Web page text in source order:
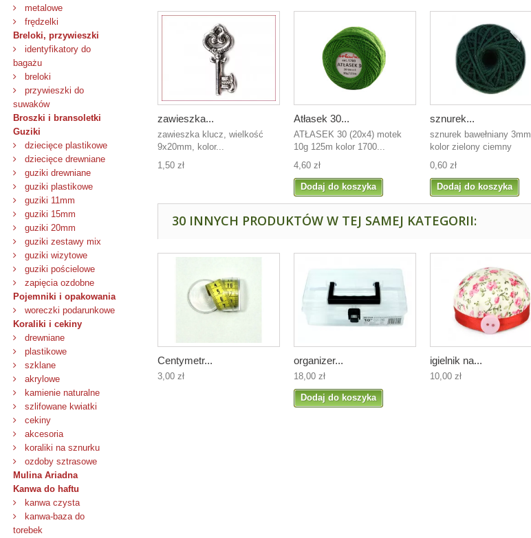
metalowe
frędzelki
Breloki, przywieszki
identyfikatory do
bagażu
breloki
przywieszki do
suwaków
Broszki i bransoletki
Guziki
dziecięce plastikowe
dziecięce drewniane
guziki drewniane
guziki plastikowe
guziki 11mm
guziki 15mm
guziki 20mm
guziki zestawy mix
guziki wizytowe
guziki pościelowe
zapięcia ozdobne
Pojemniki i opakowania
woreczki podarunkowe
Koraliki i cekiny
drewniane
plastikowe
szklane
akrylowe
kamienie naturalne
szlifowane kwiatki
cekiny
akcesoria
koraliki na sznurku
ozdoby sztrasowe
Mulina Ariadna
Kanwa do haftu
kanwa czysta
kanwa-baza do
torebek
zawieszka...
zawieszka klucz, wielkość
9x20mm, kolor...
1,50 zł
Atłasek 30...
ATŁASEK 30 (20x4) motek
10g 125m kolor 1700...
4,60 zł
Dodaj do koszyka
sznurek...
sznurek bawełniany 3mm,
kolor zielony ciemny
0,60 zł
Dodaj do koszyka
30 INNYCH PRODUKTÓW W TEJ SAMEJ KATEGORII:
Centymetr...
3,00 zł
organizer...
18,00 zł
Dodaj do koszyka
igielnik na...
10,00 zł